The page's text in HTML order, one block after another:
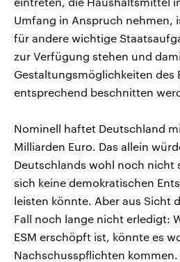
Umfang in Anspruch nehmen,
für andere wichtige
zur Verfügung stehen und
Gestaltungsmöglichkeiten des
entsprechend beschnitten
Nominell haftet Deutschland
Milliarden Euro. Das allein
Deutschlands wohl noch nicht
sich keine demokratischen
leisten könnte. Aber aus Sicht
Fall noch lange nicht erledigt:
ESM erschöpft ist, könnte es
Nachschusspflichten